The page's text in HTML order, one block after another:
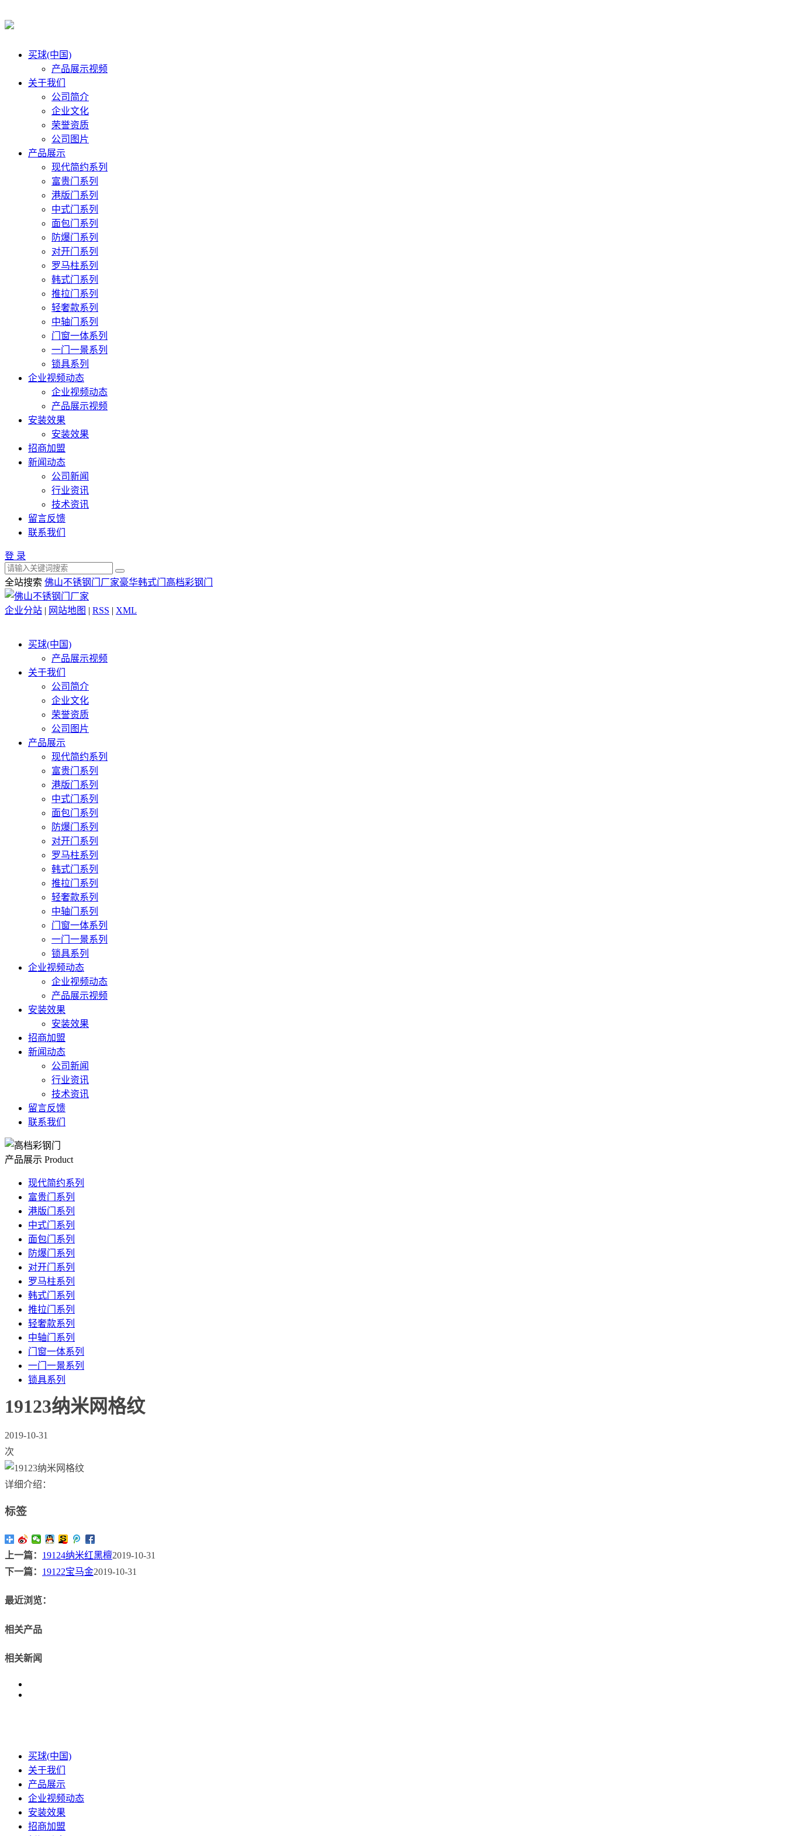
买球(中国)
产品展示视频
关于我们
公司简介
企业文化
荣誉资质
公司图片
产品展示
现代简约系列
富贵门系列
港版门系列
中式门系列
面包门系列
防爆门系列
对开门系列
罗马柱系列
韩式门系列
推拉门系列
轻奢款系列
中轴门系列
门窗一体系列
一门一景系列
锁具系列
企业视频动态
企业视频动态
产品展示视频
安装效果
安装效果
招商加盟
新闻动态
公司新闻
行业资讯
技术资讯
留言反馈
联系我们
登 录
全站搜索 佛山不锈钢门厂家豪华韩式门 高档彩钢门
企业分站 | 网站地图 | RSS | XML
买球(中国)
产品展示视频
关于我们
公司简介
企业文化
荣誉资质
公司图片
产品展示
现代简约系列
富贵门系列
港版门系列
中式门系列
面包门系列
防爆门系列
对开门系列
罗马柱系列
韩式门系列
推拉门系列
轻奢款系列
中轴门系列
门窗一体系列
一门一景系列
锁具系列
企业视频动态
企业视频动态
产品展示视频
安装效果
安装效果
招商加盟
新闻动态
公司新闻
行业资讯
技术资讯
留言反馈
联系我们
产品展示 Product
现代简约系列
富贵门系列
港版门系列
中式门系列
面包门系列
防爆门系列
对开门系列
罗马柱系列
韩式门系列
推拉门系列
轻奢款系列
中轴门系列
门窗一体系列
一门一景系列
锁具系列
19123纳米网格纹
2019-10-31
次
详细介绍：
标签
上一篇： 19124纳米红黑檀2019-10-31
下一篇： 19122宝马金2019-10-31
最近浏览：
相关产品
相关新闻
买球(中国)
关于我们
产品展示
企业视频动态
安装效果
招商加盟